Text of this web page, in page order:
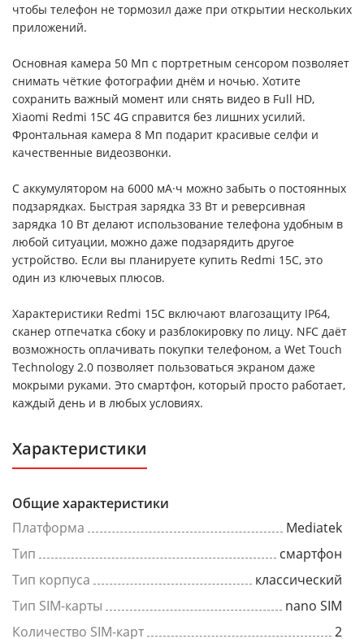
чтобы телефон не тормозил даже при открытии нескольких
приложений.
Основная камера 50 Мп с портретным сенсором позволяет
снимать чёткие фотографии днём и ночью. Хотите
сохранить важный момент или снять видео в Full HD,
Xiaomi Redmi 15C 4G справится без лишних усилий.
Фронтальная камера 8 Мп подарит красивые селфи и
качественные видеозвонки.
С аккумулятором на 6000 мА·ч можно забыть о постоянных
подзарядках. Быстрая зарядка 33 Вт и реверсивная
зарядка 10 Вт делают использование телефона удобным в
любой ситуации, можно даже подзарядить другое
устройство. Если вы планируете купить Redmi 15C, это
один из ключевых плюсов.
Характеристики Redmi 15C включают влагозащиту IP64,
сканер отпечатка сбоку и разблокировку по лицу. NFC даёт
возможность оплачивать покупки телефоном, а Wet Touch
Technology 2.0 позволяет пользоваться экраном даже
мокрыми руками. Это смартфон, который просто работает,
каждый день и в любых условиях.
Характеристики
Общие характеристики
Платформа
Mediatek
Тип
смартфон
Тип корпуса
классический
Тип SIM-карты
nano SIM
Количество SIM-карт
2